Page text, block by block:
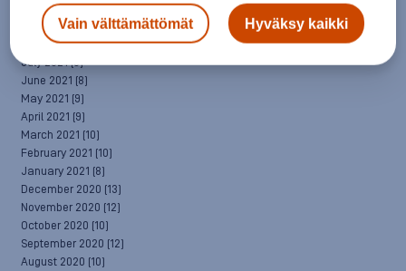
October 2021(9)
September 2021(9)
August 2021(8)
July 2021(6)
June 2021 (8)
May 2021 (9)
April 2021 (9)
March 2021 (10)
February 2021 (10)
January 2021 (8)
December 2020 (13)
November 2020 (12)
October 2020 (10)
September 2020 (12)
August 2020 (10)
Vain välttämättömät Hyväksy kaikki